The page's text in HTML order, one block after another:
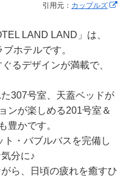
引用元： カップルズ
LAND LAND」は、
ホテルです。
るデザインが満載で、
307号室、天蓋ベッドが
ンが楽しめる201号室＆
豊かです。
・バブルバスを完備し
分に♪
ら、日頃の疲れを癒すひ